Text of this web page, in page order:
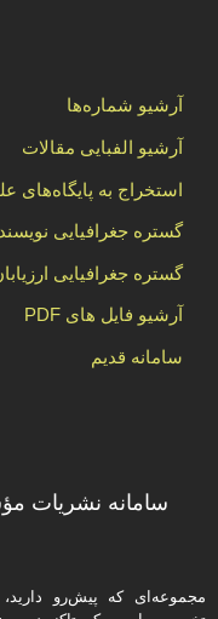
آرشیو شماره‌ها
آرشیو الفبایی مقالات
استخراج به پایگاه‌های
گستره جغرافیایی
گستره جغرافیایی
آرشیو فایل های PDF
سامانه قدیم
سامانه نشریات
مجموعه‌ای که پیش‌رو